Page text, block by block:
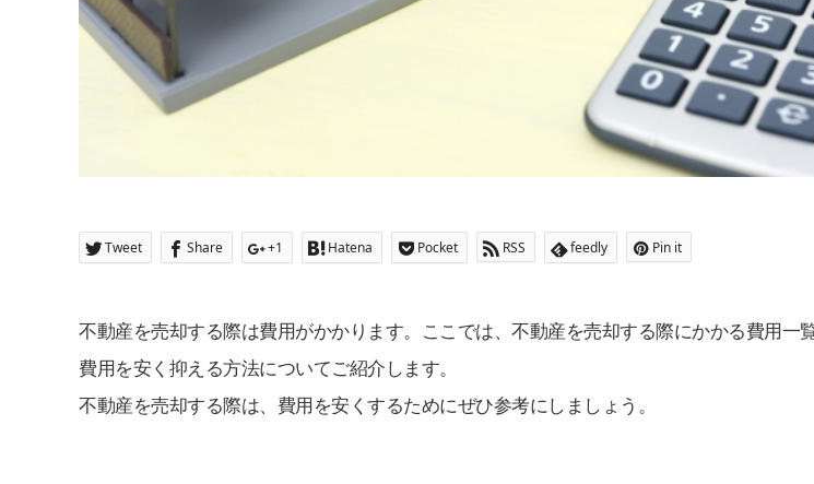
Tweet Share +1 Hatena Pocket RSS feedly Pin it
不動産を売却する際は費用がかかります。ここでは、不動産を売却する際にかかる費用一
費用を安く抑える方法についてご紹介します。
不動産を売却する際は、費用を安くするためにぜひ参考にしましょう。